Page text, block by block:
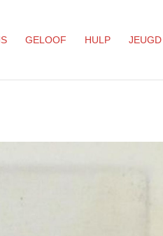
GELOOF HULP JEUGD